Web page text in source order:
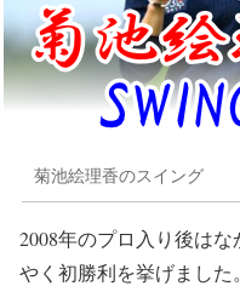
菊池絵理香のスイング
2008年のプロ入り後は
やく初勝利を挙げました。